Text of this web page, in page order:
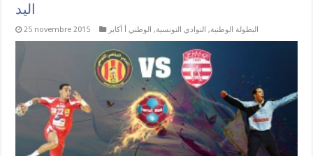
اليد
25 novembre 2015 البطولة الوطنية, النوادي التونسية, الوطني أ أكابر